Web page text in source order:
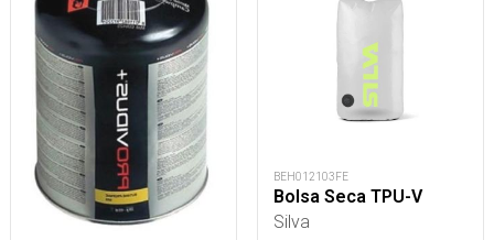
BEH012103FE
Bolsa Seca TPU-V
Silva